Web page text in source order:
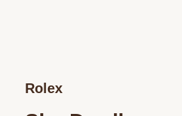
Rolex